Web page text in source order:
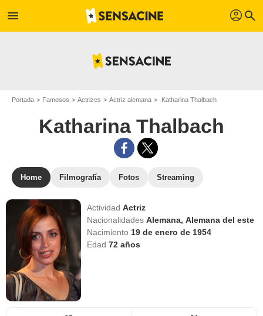
menu profil search
Portada Famosos Actrizes Actriz alemana Katharina Thalbach
Katharina Thalbach
Home Filmografía Fotos Streaming
ActividadActriz
NacionalidadesAlemana, Alemana del este
Nacimiento 19 de enero de 1954
Edad72 años